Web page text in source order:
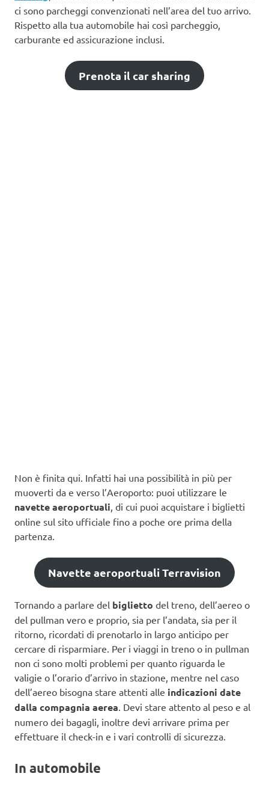
ci sono parcheggi convenzionati nell’area del tuo arrivo.
Rispetto alla tua automobile hai così parcheggio,
carburante ed assicurazione inclusi.
Prenota il car sharing
Non è finita qui. Infatti hai una possibilità in più per
muoverti da e verso l’Aeroporto: puoi utilizzare le
navette aeroportuali, di cui puoi acquistare i biglietti
online sul sito ufficiale fino a poche ore prima della
partenza.
Navette aeroportuali Terravision
Tornando a parlare del biglietto del treno, dell’aereo o
del pullman vero e proprio, sia per l’andata, sia per il
ritorno, ricordati di prenotarlo in largo anticipo per
cercare di risparmiare. Per i viaggi in treno o in pullman
non ci sono molti problemi per quanto riguarda le
valigie o l’orario d’arrivo in stazione, mentre nel caso
dell’aereo bisogna stare attenti alle indicazioni date
dalla compagnia aerea . Devi stare attento al peso e al
numero dei bagagli, inoltre devi arrivare prima per
effettuare il check-in e i vari controlli di sicurezza.
In automobile